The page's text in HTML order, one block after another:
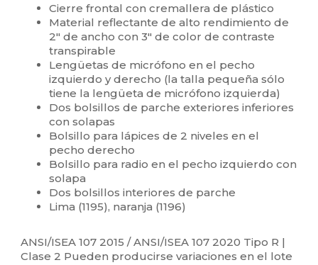
Cierre frontal con cremallera de plástico
Material reflectante de alto rendimiento de
2" de ancho con 3" de color de contraste
transpirable
Lengüetas de micrófono en el pecho
izquierdo y derecho (la talla pequeña sólo
tiene la lengüeta de micrófono izquierda)
Dos bolsillos de parche exteriores inferiores
con solapas
Bolsillo para lápices de 2 niveles en el
pecho derecho
Bolsillo para radio en el pecho izquierdo con
solapa
Dos bolsillos interiores de parche
Lima (1195), naranja (1196)
ANSI/ISEA 107 2015 / ANSI/ISEA 107 2020 Tipo R |
Clase 2 Pueden producirse variaciones en el lote